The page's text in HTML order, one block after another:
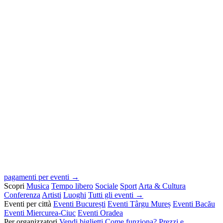
pagamenti per eventi →
Scopri Musica Tempo libero Sociale Sport Arta & Cultura
Conferenza Artisti Luoghi Tutti gli eventi →
Eventi per città Eventi București Eventi Târgu Mureș Eventi Bacău
Eventi Miercurea-Ciuc Eventi Oradea